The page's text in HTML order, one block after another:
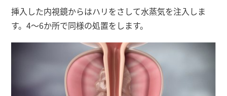
挿入した内視鏡からはハリをさして水蒸気を注入しま
す。4～6か所で同様の処置をします。